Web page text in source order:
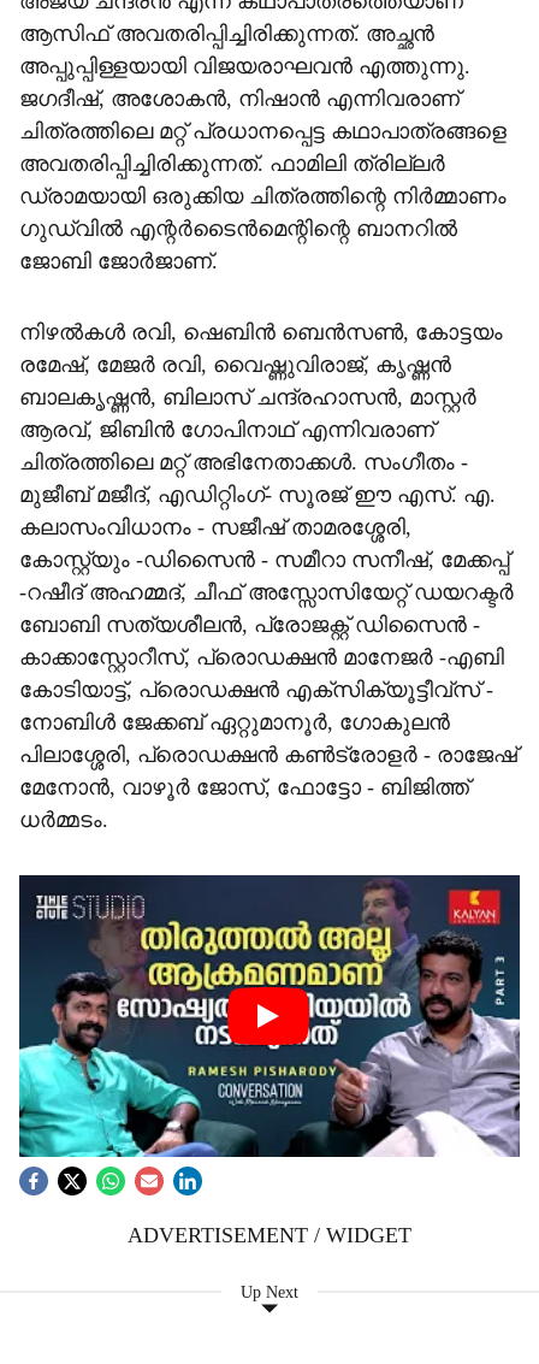
ആസിഫ് അവതരിപ്പിച്ചിരിക്കുന്നത്. അച്ഛൻ
അപ്പുപ്പിള്ളയായി വിജയരാഘവൻ എത്തുന്നു.
ജഗദീഷ്, അശോകന്‍, നിഷാന്‍ എന്നിവരാണ്
ചിത്രത്തിലെ മറ്റ് പ്രധാനപ്പെട്ട കഥാപാത്രങ്ങളെ
അവതരിപ്പിച്ചിരിക്കുന്നത്. ഫാമിലി ത്രില്ലര്‍
ഡ്രാമയായി ഒരുക്കിയ ചിത്രത്തിന്റെ നിർമ്മാണം
ഗുഡ്വില്‍ എന്റര്‍ടൈന്‍മെന്റിന്റെ ബാനറില്‍
ജോബി ജോര്‍ജാണ്.
നിഴല്‍കള്‍ രവി, ഷെബിന്‍ ബെന്‍സണ്‍, കോട്ടയം
രമേഷ്, മേജര്‍ രവി, വൈഷ്ണുവിരാജ്, കൃഷ്ണന്‍
ബാലകൃഷ്ണന്‍, ബിലാസ് ചന്ദ്രഹാസന്‍, മാസ്റ്റര്‍
ആരവ്, ജിബിന്‍ ഗോപിനാഥ് എന്നിവരാണ്
ചിത്രത്തിലെ മറ്റ് അഭിനേതാക്കള്‍. സംഗീതം -
മുജീബ് മജീദ്, എഡിറ്റിംഗ്- സൂരജ് ഈ എസ്. എ.
കലാസംവിധാനം - സജീഷ് താമരശ്ശേരി,
കോസ്റ്റ്യും -ഡിസൈന്‍ - സമീറാ സനീഷ്, മേക്കപ്പ്
-റഷീദ് അഹമ്മദ്, ചീഫ് അസ്സോസിയേറ്റ് ഡയറക്ടര്‍
ബോബി സത്യശീലന്‍, പ്രോജക്റ്റ് ഡിസൈന്‍ -
കാക്കാസ്റ്റോറീസ്, പ്രൊഡക്ഷന്‍ മാനേജര്‍ -എബി
കോടിയാട്ട്, പ്രൊഡക്ഷന്‍ എക്സിക്യൂട്ടീവ്സ് -
നോബിള്‍ ജേക്കബ് ഏറ്റുമാനൂര്‍, ഗോകുലന്‍
പിലാശ്ശേരി, പ്രൊഡക്ഷന്‍ കണ്‍ട്രോളര്‍ - രാജേഷ്
മേനോന്‍, വാഴൂര്‍ ജോസ്, ഫോട്ടോ - ബിജിത്ത്
ധര്‍മ്മടം.
ADVERTISEMENT / WIDGET
Up Next